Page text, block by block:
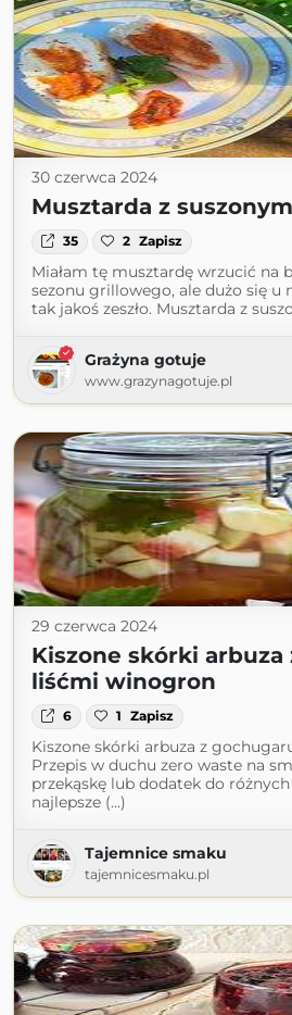
30 czerwca 2024
Musztarda z
35 2 Zapisz
Miałam tę musztardę wrzucić na
sezonu grillowego, ale dużo się u
tak jakoś zeszło. Musztarda z
Grażyna gotuje
www.grazynagotuje.pl
29 czerwca 2024
Kiszone skórki
liśćmi winogron
6 1 Zapisz
Kiszone skórki arbuza z
Przepis w duchu zero waste na
przekąskę lub dodatek do
najlepsze (...)
Tajemnice smaku
tajemnicesmaku.pl